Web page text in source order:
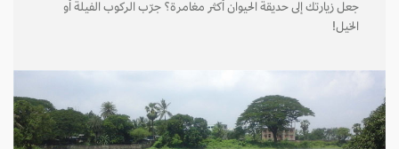
جعل زيارتك إلى حديقة الحيوان أكثر مغامرة؟ جرّب الركوب الفيلة أو
الخيل!